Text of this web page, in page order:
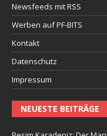
Newsfeeds mit RSS
Werben auf PF-BITS
Kontakt
Datenschutz
Impressum
NEUESTE BEITRÄGE